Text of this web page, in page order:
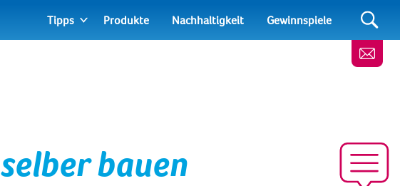
Tipps Produkte Nachhaltigkeit Gewinnspiele
selber bauen